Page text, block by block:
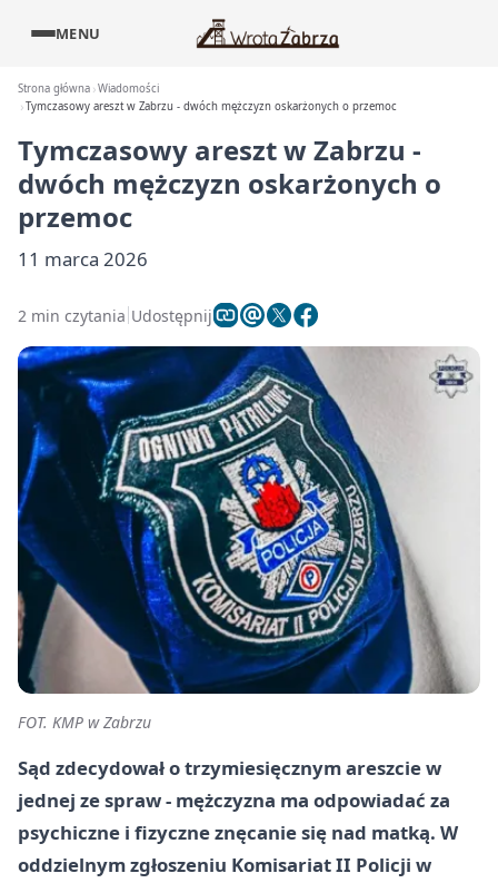
MENU
Strona główna Wiadomości
Tymczasowy areszt w Zabrzu - dwóch mężczyzn oskarżonych o przemoc
Tymczasowy areszt w Zabrzu -
dwóch mężczyzn oskarżonych o
przemoc
11 marca 2026
2 min czytania Udostępnij
FOT. KMP w Zabrzu
Sąd zdecydował o trzymiesięcznym areszcie w
jednej ze spraw - mężczyzna ma odpowiadać za
psychiczne i fizyczne znęcanie się nad matką. W
oddzielnym zgłoszeniu Komisariat II Policji w